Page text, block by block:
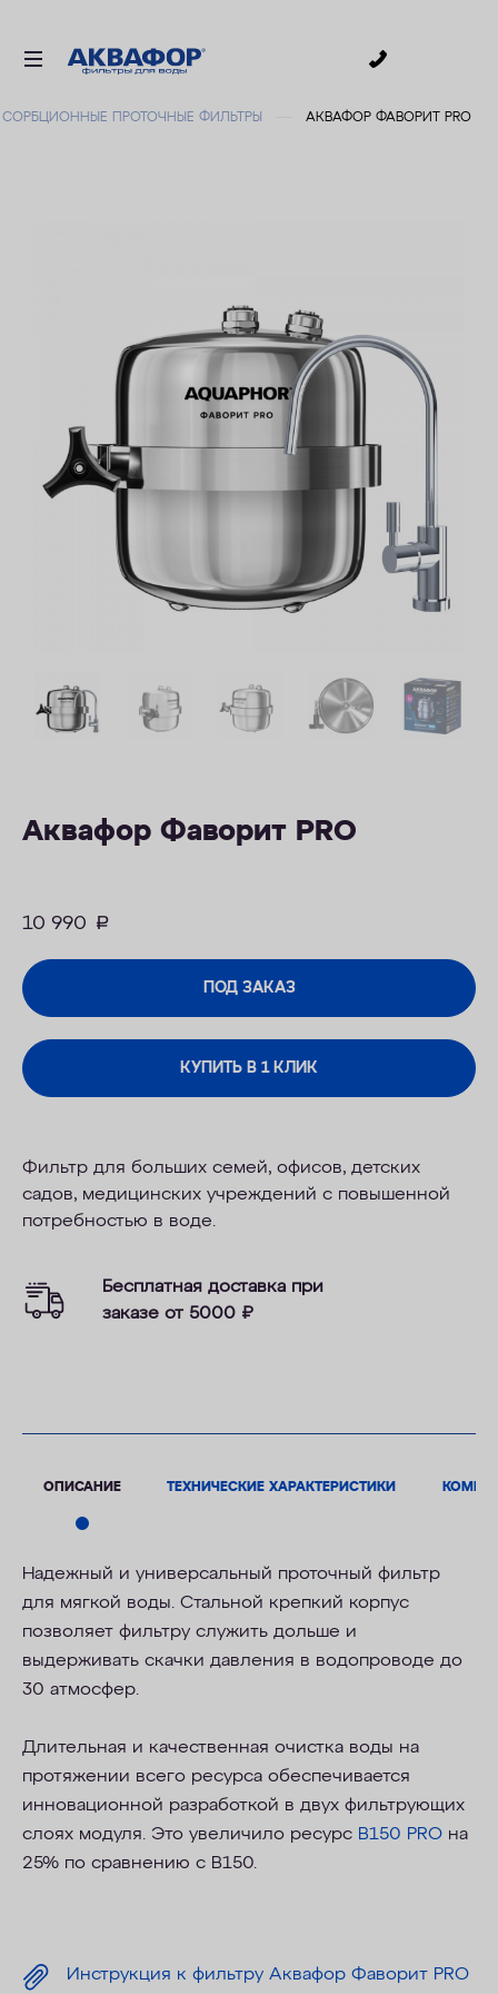
ДОСТАВКА
ОПЛАТА
СОРБЦИОННЫЕ ПРОТОЧНЫЕ ФИЛЬТРЫ АКВАФОР ФАВОРИТ PRO
Аквафор Фаворит PRO
10 990 руб.
ПОД ЗАКАЗ
КУПИТЬ В 1 КЛИК
Фильтр для больших семей, офисов, детских
садов, медицинских учреждений с повышенной
потребностью в воде.
Бесплатная доставка при
заказе от 5000 ₽
ОПИСАНИЕ ТЕХНИЧЕСКИЕ ХАРАКТЕРИСТИКИ
Надежный и универсальный проточный фильтр
для мягкой воды. Стальной крепкий корпус
позволяет фильтру служить дольше и
выдерживать скачки давления в водопроводе до
30 атмосфер.
Длительная и качественная очистка воды на
протяжении всего ресурса обеспечивается
инновационной разработкой в двух фильтрующих
слоях модуля. Это увеличило ресурс В150 PRO на
25% по сравнению с В150.
Инструкция к фильтру Аквафор Фаворит PRO